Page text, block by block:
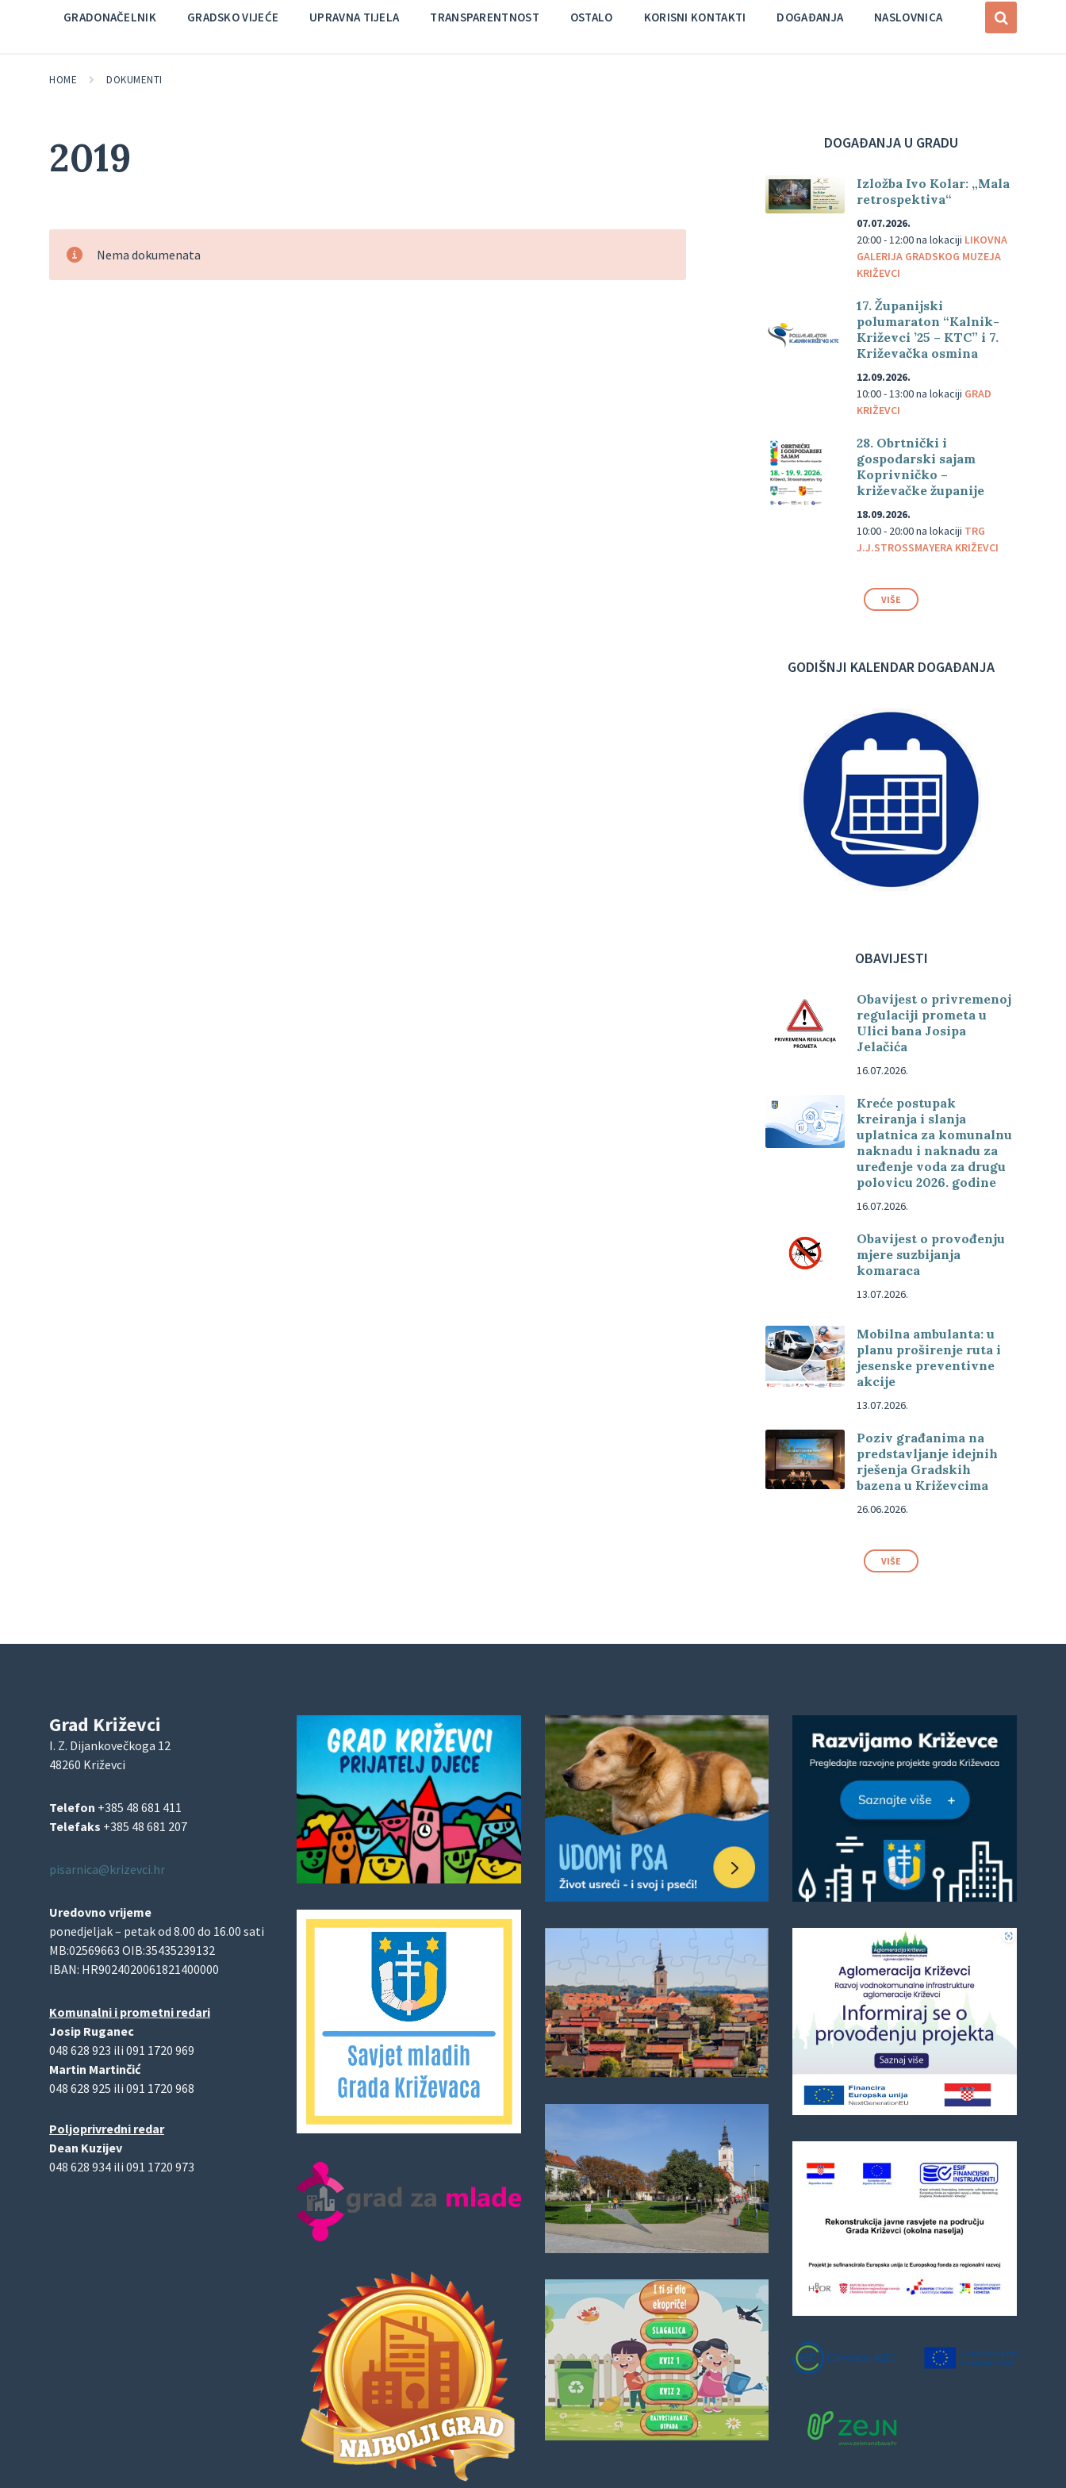
GRADONAČELNIK GRADSKO VIJEĆE UPRAVNA TIJELA TRANSPARENTNOST OSTALO KORISNI KONTAKTI DOGAĐANJA NASLOVNICA
HOME DOKUMENTI
2019
Nema dokumenata
DOGAĐANJA U GRADU
Izložba Ivo Kolar: „Mala
retrospektiva“
07.07.2026.
20:00 - 12:00na lokaciji LIKOVNA
GALERIJA GRADSKOG MUZEJA
KRIŽEVCI
17. Županijski
polumaraton “Kalnik-
Križevci ’25 – KTC” i 7.
Križevačka osmina
12.09.2026.
10:00 - 13:00na lokaciji GRAD
KRIŽEVCI
28. Obrtnički i
gospodarski sajam
Koprivničko –
križevačke županije
18.09.2026.
10:00 - 20:00na lokaciji TRG
J.J.STROSSMAYERA KRIŽEVCI
VIŠE
GODIŠNJI KALENDAR DOGAĐANJA
OBAVIJESTI
Obavijest o privremenoj
regulaciji prometa u
Ulici bana Josipa
Jelačića
16.07.2026.
Kreće postupak
kreiranja i slanja
uplatnica za komunalnu
naknadu i naknadu za
uređenje voda za drugu
polovicu 2026. godine
16.07.2026.
Obavijest o provođenju
mjere suzbijanja
komaraca
13.07.2026.
Mobilna ambulanta: u
planu proširenje ruta i
jesenske preventivne
akcije
13.07.2026.
Poziv građanima na
predstavljanje idejnih
rješenja Gradskih
bazena u Križevcima
26.06.2026.
VIŠE
Grad Križevci
I. Z. Dijankovečkoga 12
48260 Križevci
Telefon +385 48 681 411
Telefaks +385 48 681 207
pisarnica@krizevci.hr
Uredovno vrijeme
ponedjeljak – petak od 8.00 do 16.00 sati
MB:02569663 OIB:35435239132
IBAN: HR9024020061821400000
Komunalni i prometni redari
Josip Ruganec
048 628 923 ili 091 1720 969
Martin Martinčić
048 628 925 ili 091 1720 968
Poljoprivredni redar
Dean Kuzijev
048 628 934 ili 091 1720 973